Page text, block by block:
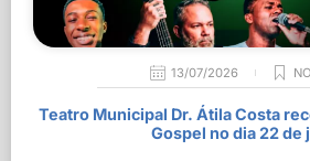
13/07/2026
Teatro Municipal Dr. Átila Costa
Gospel no dia 22 de